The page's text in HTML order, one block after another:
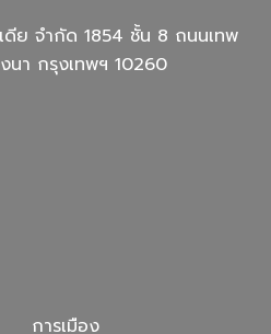
ดีย จํากัด 1854 ชั้น 8 ถนนเทพ
นา กรุงเทพฯ 10260
การเมือง